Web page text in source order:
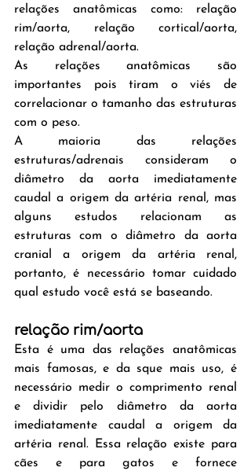
relações anatômicas como: relação
rim/aorta, relação cortical/aorta,
relação adrenal/aorta.
As relações anatômicas são
importantes pois tiram o viés de
correlacionar o tamanho das estruturas
com o peso.
A maioria das relações
estruturas/adrenais consideram o
diâmetro da aorta imediatamente
caudal a origem da artéria renal, mas
alguns estudos relacionam as
estruturas com o diâmetro da aorta
cranial a origem da artéria renal,
portanto, é necessário tomar cuidado
qual estudo você está se baseando.
relação rim/aorta
Esta é uma das relações anatômicas
mais famosas, e da sque mais uso, é
necessário medir o comprimento renal
e dividir pelo diâmetro da aorta
imediatamente caudal a origem da
artéria renal. Essa relação existe para
cães e para gatos e fornece